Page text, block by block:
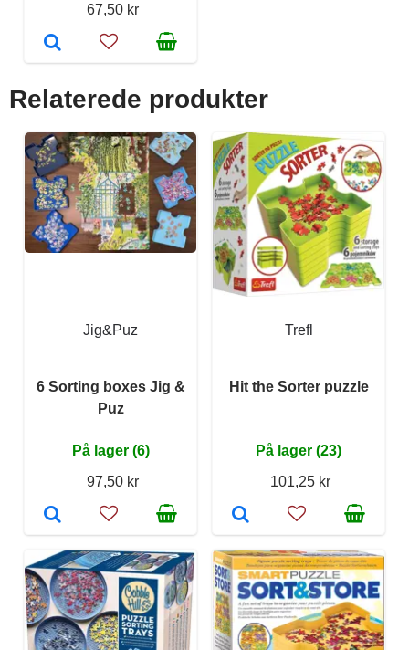
67,50 kr
Relaterede produkter
Jig&Puz
6 Sorting boxes Jig &
Puz
På lager (6)
97,50 kr
Trefl
Hit the Sorter puzzle
På lager (23)
101,25 kr